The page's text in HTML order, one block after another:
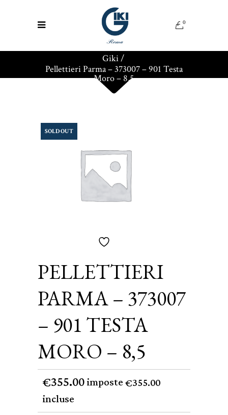
0
Giki/
Pellettieri Parma – 373007 – 901 Testa
Moro – 8,5
SOLD OUT
PELLETTIERI
PARMA – 373007
– 901 TESTA
MORO – 8,5
€355.00imposte€355.00
incluse